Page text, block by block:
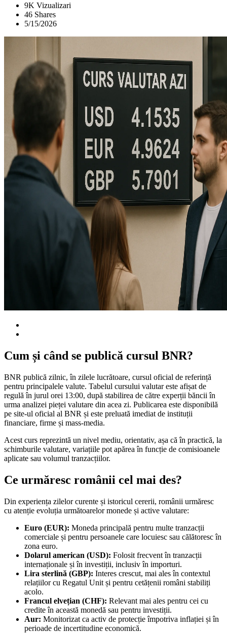
9K Vizualizari
46 Shares
5/15/2026
Cum și când se publică cursul BNR?
BNR publică zilnic, în zilele lucrătoare, cursul oficial de referință
pentru principalele valute. Tabelul cursului valutar este afișat de
regulă în jurul orei 13:00, după stabilirea de către experții băncii în
urma analizei pieței valutare din acea zi. Publicarea este disponibilă
pe site-ul oficial al BNR și este preluată imediat de instituții
financiare, firme și mass-media.
Acest curs reprezintă un nivel mediu, orientativ, așa că în practică, la
schimburile valutare, variațiile pot apărea în funcție de comisioanele
aplicate sau volumul tranzacțiilor.
Ce urmăresc românii cel mai des?
Din experiența zilelor curente și istoricul cererii, românii urmăresc
cu atenție evoluția următoarelor monede și active valutare:
Euro (EUR): Moneda principală pentru multe tranzacții
comerciale și pentru persoanele care locuiesc sau călătoresc în
zona euro.
Dolarul american (USD): Folosit frecvent în tranzacții
internaționale și în investiții, inclusiv în importuri.
Lira sterlină (GBP): Interes crescut, mai ales în contextul
relațiilor cu Regatul Unit și pentru cetățenii români stabiliți
acolo.
Francul elvețian (CHF): Relevant mai ales pentru cei cu
credite în această monedă sau pentru investiții.
Aur: Monitorizat ca activ de protecție împotriva inflației și în
perioade de incertitudine economică.